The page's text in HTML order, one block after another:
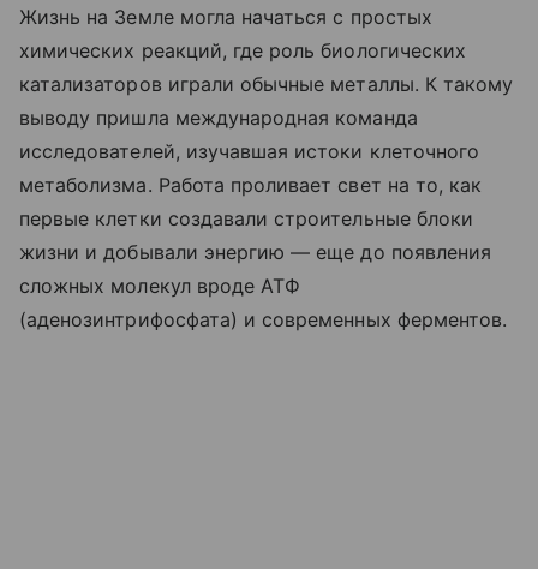
Жизнь на Земле могла начаться с простых
химических реакций, где роль биологических
катализаторов играли обычные металлы. К такому
выводу пришла международная команда
исследователей, изучавшая истоки клеточного
метаболизма. Работа проливает свет на то, как
первые клетки создавали строительные блоки
жизни и добывали энергию — еще до появления
сложных молекул вроде АТФ
(аденозинтрифосфата) и современных ферментов.